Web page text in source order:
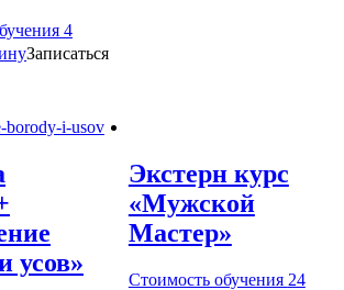
4
Записаться
усов»
Экстерн курс
«Мужской
Мастер»
Стоимость обучения 24